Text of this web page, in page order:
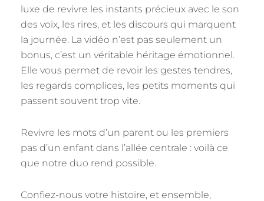
luxe de revivre les instants précieux avec le son
des voix, les rires, et les discours qui marquent
la journée. La vidéo n’est pas seulement un
bonus, c’est un véritable héritage émotionnel.
Elle vous permet de revoir les gestes tendres,
les regards complices, les petits moments qui
passent souvent trop vite.
Revivre les mots d’un parent ou les premiers
pas d’un enfant dans l’allée centrale : voilà ce
que notre duo rend possible.
Confiez-nous votre histoire, et ensemble,